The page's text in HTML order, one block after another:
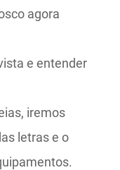
agora
e entender
iremos
letras e o